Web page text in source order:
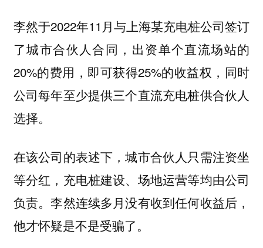
李然于2022年11月与上海某充电桩公司签订
了城市合伙人合同，出资单个直流场站的
20%的费用，即可获得25%的收益权，同时
公司每年至少提供三个直流充电桩供合伙人
选择。
在该公司的表述下，城市合伙人只需注资坐
等分红，充电桩建设、场地运营等均由公司
负责。李然连续多月没有收到任何收益后，
他才怀疑是不是受骗了。